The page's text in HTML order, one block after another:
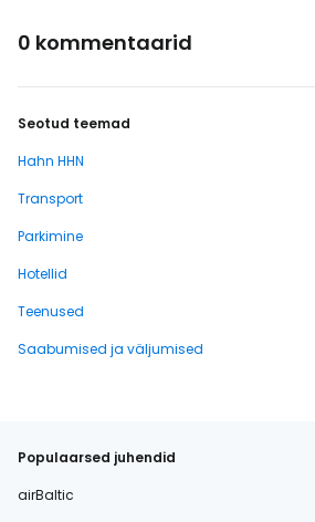
0 kommentaarid
Seotud teemad
Hahn HHN
Transport
Parkimine
Hotellid
Teenused
Saabumised ja väljumised
Populaarsed juhendid
airBaltic